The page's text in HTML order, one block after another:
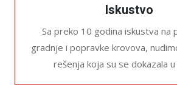
Iskustvo
Sa preko 10 godina iskustva na
gradnje i popravke krovova,
rešenja koja su se dokazala u